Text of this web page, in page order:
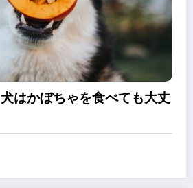
犬はかぼちゃを食べても大丈